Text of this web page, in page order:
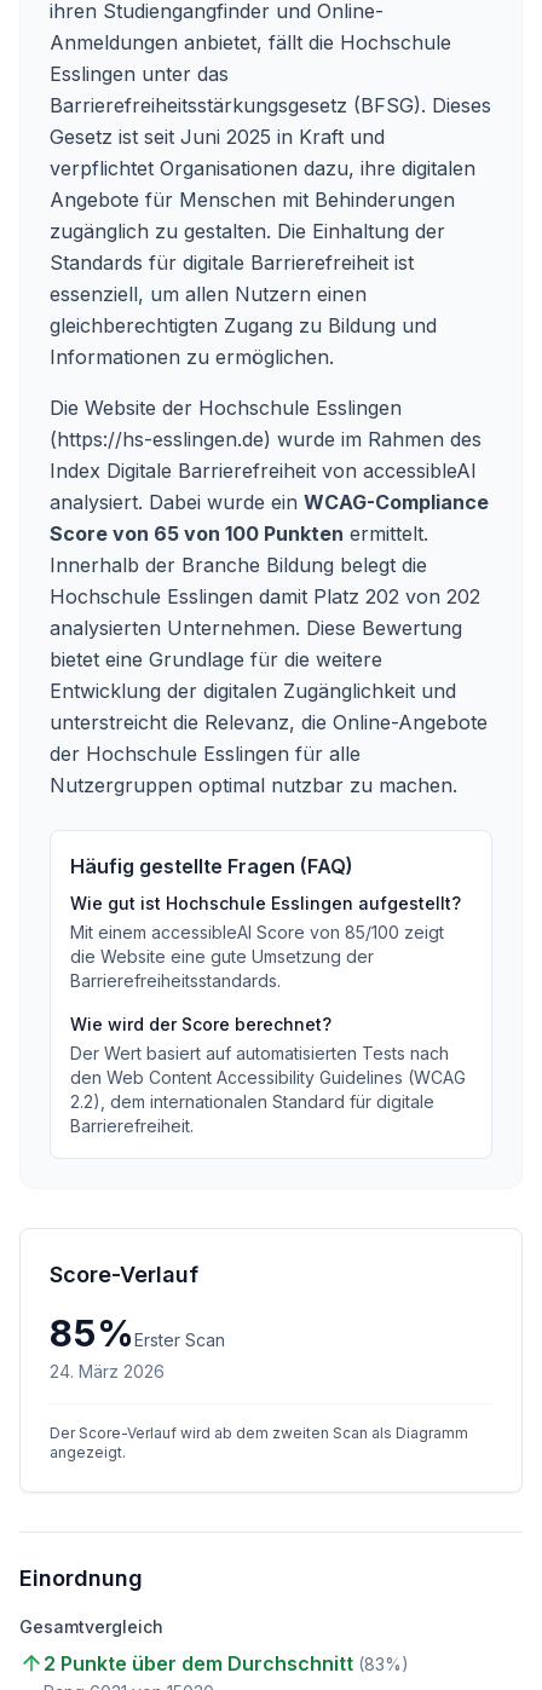
ihren Studiengangfinder und Online-
Anmeldungen anbietet, fällt die Hochschule
Esslingen unter das
Barrierefreiheitsstärkungsgesetz (BFSG). Dieses
Gesetz ist seit Juni 2025 in Kraft und
verpflichtet Organisationen dazu, ihre digitalen
Angebote für Menschen mit Behinderungen
zugänglich zu gestalten. Die Einhaltung der
Standards für digitale Barrierefreiheit ist
essenziell, um allen Nutzern einen
gleichberechtigten Zugang zu Bildung und
Informationen zu ermöglichen.
Die Website der Hochschule Esslingen
(https://hs-esslingen.de) wurde im Rahmen des
Index Digitale Barrierefreiheit von accessibleAI
analysiert. Dabei wurde ein WCAG-Compliance
Score von 65 von 100 Punkten ermittelt.
Innerhalb der Branche Bildung belegt die
Hochschule Esslingen damit Platz 202 von 202
analysierten Unternehmen. Diese Bewertung
bietet eine Grundlage für die weitere
Entwicklung der digitalen Zugänglichkeit und
unterstreicht die Relevanz, die Online-Angebote
der Hochschule Esslingen für alle
Nutzergruppen optimal nutzbar zu machen.
Häufig gestellte Fragen (FAQ)
Wie gut ist Hochschule Esslingen aufgestellt?
Mit einem accessibleAI Score von 85/100 zeigt
die Website eine gute Umsetzung der
Barrierefreiheitsstandards.
Wie wird der Score berechnet?
Der Wert basiert auf automatisierten Tests nach
den Web Content Accessibility Guidelines (WCAG
2.2), dem internationalen Standard für digitale
Barrierefreiheit.
Score-Verlauf
85%Erster Scan
24. März 2026
Der Score-Verlauf wird ab dem zweiten Scan als Diagramm
angezeigt.
Einordnung
Gesamtvergleich
2 Punkte über dem Durchschnitt (83%)